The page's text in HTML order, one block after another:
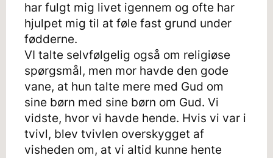
har fulgt mig livet igennem og ofte har
hjulpet mig til at føle fast grund under
fødderne.
VI talte selvfølgelig også om religiøse
spørgsmål, men mor havde den gode
vane, at hun talte mere med Gud om
sine børn med sine børn om Gud. Vi
vidste, hvor vi havde hende. Hvis vi var i
tvivl, blev tvivlen overskygget af
visheden om, at vi altid kunne hente